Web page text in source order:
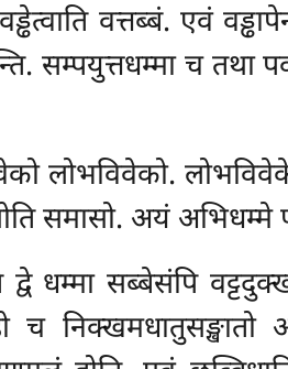
वत्तब्बं. एवं
सम्पयुत्तधम्मा च तथा
लोभविवेको.
समासो. अयं अभिधम्मे
धम्मा सब्बेसंपि
निक्खमधातुसङ्खातो